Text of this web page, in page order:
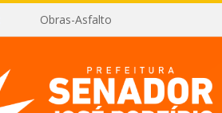
Obras-Asfalto